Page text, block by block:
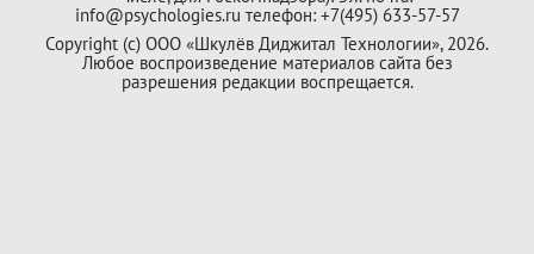
info@psychologies.ru телефон: +7(495) 633-57-57
Copyright (с) ООО «Шкулёв Диджитал Технологии», 2026.
Любое воспроизведение материалов сайта без
разрешения редакции воспрещается.